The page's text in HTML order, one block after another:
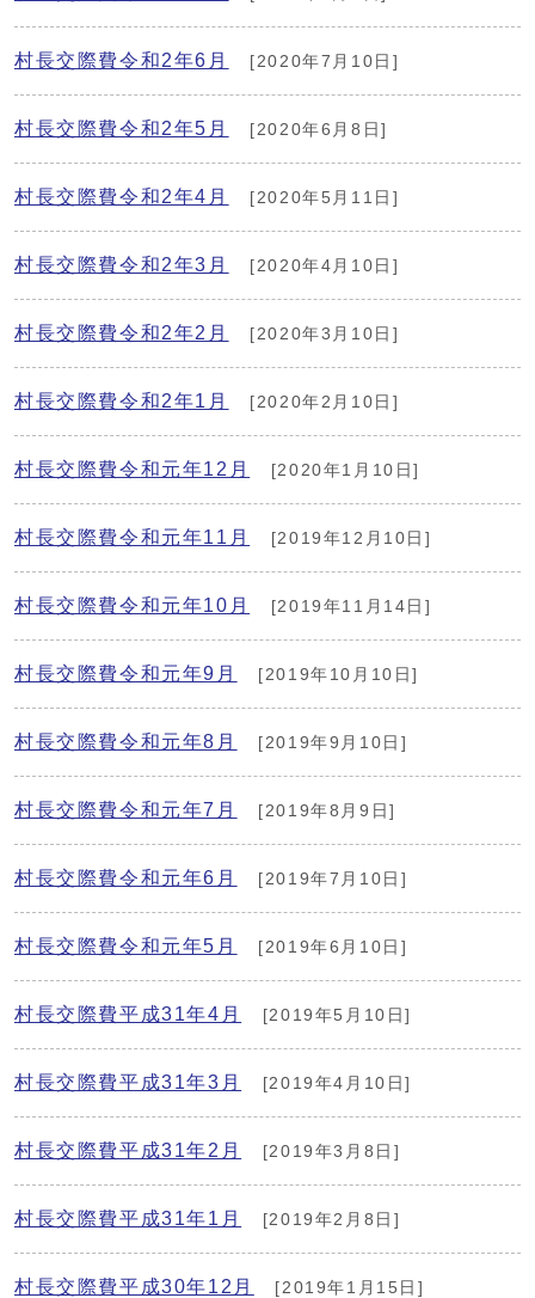
村長交際費令和2年6月 [2020年7月10日]
村長交際費令和2年5月 [2020年6月8日]
村長交際費令和2年4月 [2020年5月11日]
村長交際費令和2年3月 [2020年4月10日]
村長交際費令和2年2月 [2020年3月10日]
村長交際費令和2年1月 [2020年2月10日]
村長交際費令和元年12月 [2020年1月10日]
村長交際費令和元年11月 [2019年12月10日]
村長交際費令和元年10月 [2019年11月14日]
村長交際費令和元年9月 [2019年10月10日]
村長交際費令和元年8月 [2019年9月10日]
村長交際費令和元年7月 [2019年8月9日]
村長交際費令和元年6月 [2019年7月10日]
村長交際費令和元年5月 [2019年6月10日]
村長交際費平成31年4月 [2019年5月10日]
村長交際費平成31年3月 [2019年4月10日]
村長交際費平成31年2月 [2019年3月8日]
村長交際費平成31年1月 [2019年2月8日]
村長交際費平成30年12月 [2019年1月15日]